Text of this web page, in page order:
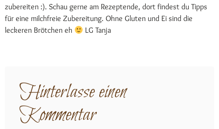
zubereiten :). Schau gerne am Rezeptende, dort findest du Tipps
für eine milchfreie Zubereitung. Ohne Gluten und Ei sind die
leckeren Brötchen eh
LG Tanja
Hinterlasse einen
Kommentar